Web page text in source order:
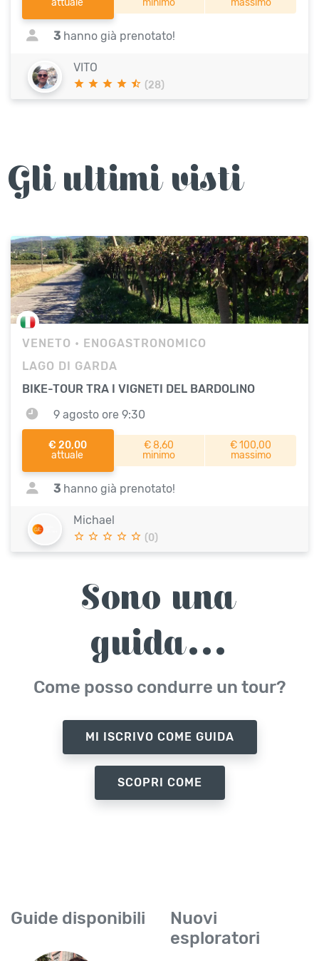
attuale minimo massimo
3 hanno già prenotato!
VITO
(28)
Gli ultimi visti
VENETO • ENOGASTRONOMICO
LAGO DI GARDA
BIKE-TOUR TRA I VIGNETI DEL BARDOLINO
9 agosto ore 9:30
€ 20,00
attuale
€ 8,60
minimo
€ 100,00
massimo
3 hanno già prenotato!
Michael
(0)
Sono una
guida...
Come posso condurre un tour?
MI ISCRIVO COME GUIDA
SCOPRI COME
Guide disponibili
Nuovi
esploratori